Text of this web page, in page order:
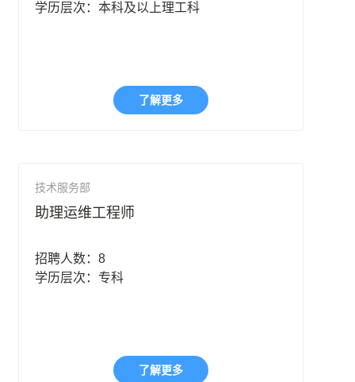
学历层次：本科及以上理工科
了解更多
技术服务部
助理运维工程师
招聘人数：8
学历层次：专科
了解更多